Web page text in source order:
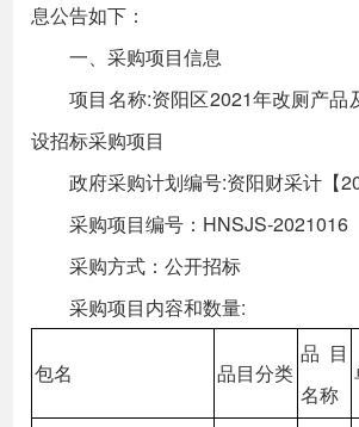
息公告如下：
一、采购项目信息
项目名称:资阳区2021年改厕产品
设招标采购项目
政府采购计划编号:资阳财采计【
采购项目编号：HNSJS-2021016
采购方式：公开招标
采购项目内容和数量:
包名 品目分类
品目
名称